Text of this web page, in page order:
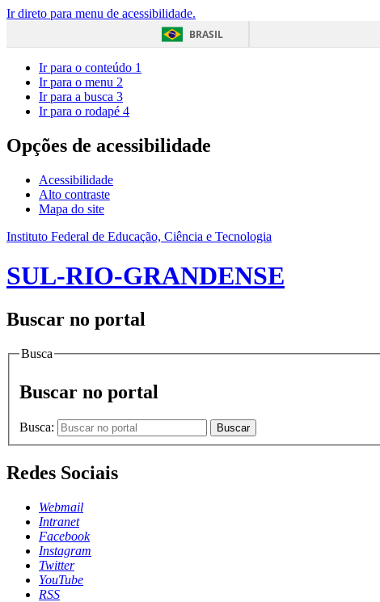
Ir direto para menu de acessibilidade.
BRASIL
Ir para o conteúdo 1
Ir para o menu 2
Ir para a busca 3
Ir para o rodapé 4
Opções de acessibilidade
Acessibilidade
Alto contraste
Mapa do site
Instituto Federal de Educação, Ciência e Tecnologia
SUL-RIO-GRANDENSE
Buscar no portal
Busca
Buscar no portal
Busca: Buscar
Redes Sociais
Webmail
Intranet
Facebook
Instagram
Twitter
YouTube
RSS